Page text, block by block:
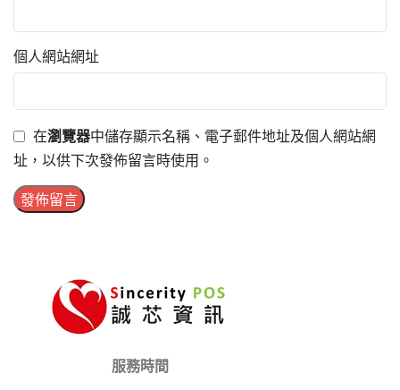
個人網站網址
在瀏覽器中儲存顯示名稱、電子郵件地址及個人網站網
址，以供下次發佈留言時使用。
服務時間